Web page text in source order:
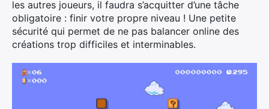
les autres joueurs, il faudra s’acquitter d’une tâche
obligatoire : finir votre propre niveau ! Une petite
sécurité qui permet de ne pas balancer online des
créations trop difficiles et interminables.